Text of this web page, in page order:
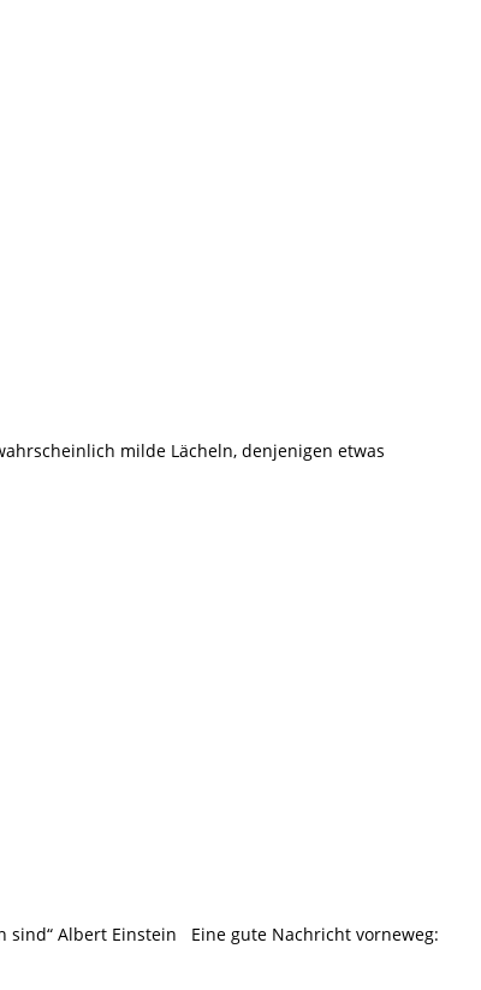
milde Lächeln, denjenigen etwas
sind“ Albert Einstein Eine gute Nachricht vorneweg: